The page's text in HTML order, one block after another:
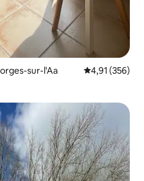
sur-l'Aa Gemiddelde
4,91 (356)